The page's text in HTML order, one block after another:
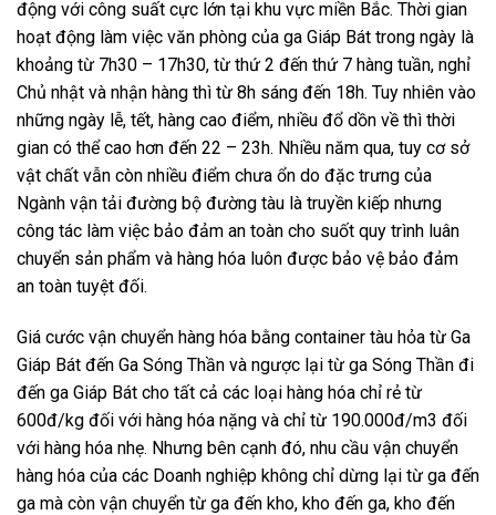
động với công suất cực lớn tại khu vực miền Bắc. Thời gian
hoạt động làm việc văn phòng của ga Giáp Bát trong ngày là
khoảng từ 7h30 – 17h30, từ thứ 2 đến thứ 7 hàng tuần, nghỉ
Chủ nhật và nhận hàng thì từ 8h sáng đến 18h. Tuy nhiên vào
những ngày lễ, tết, hàng cao điểm, nhiều đổ dồn về thì thời
gian có thể cao hơn đến 22 – 23h. Nhiều năm qua, tuy cơ sở
vật chất vẫn còn nhiều điểm chưa ổn do đặc trưng của
Ngành vận tải đường bộ đường tàu là truyền kiếp nhưng
công tác làm việc bảo đảm an toàn cho suốt quy trình luân
chuyển sản phẩm và hàng hóa luôn được bảo vệ bảo đảm
an toàn tuyệt đối.
Giá cước vận chuyển hàng hóa bằng container tàu hỏa từ Ga
Giáp Bát đến Ga Sóng Thần và ngược lại từ ga Sóng Thần đi
đến ga Giáp Bát cho tất cả các loại hàng hóa chỉ rẻ từ
600đ/kg đối với hàng hóa nặng và chỉ từ 190.000đ/m3 đối
với hàng hóa nhẹ. Nhưng bên cạnh đó, nhu cầu vận chuyển
hàng hóa của các Doanh nghiệp không chỉ dừng lại từ ga đến
ga mà còn vận chuyển từ ga đến kho, kho đến ga, kho đến